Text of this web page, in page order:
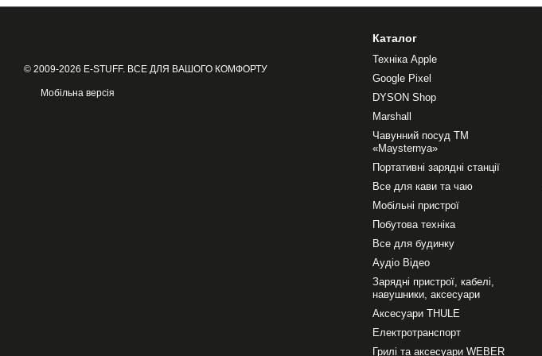
© 2009-2026 E-STUFF. ВСЕ ДЛЯ ВАШОГО КОМФОРТУ
Мобільна версія
Каталог
Техніка Apple
Google Pixel
DYSON Shop
Marshall
Чавунний посуд ТМ
«Maysternya»
Портативні зарядні станції
Все для кави та чаю
Мобільні пристрої
Побутова техніка
Все для будинку
Аудіо Відео
Зарядні пристрої, кабелі,
навушники, аксесуари
Аксесуари THULE
Електротранспорт
Грилі та аксесуари WEBER